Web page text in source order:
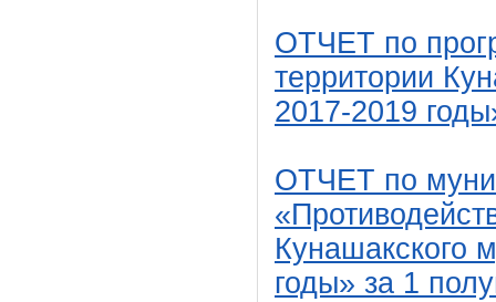
ОТЧЕТ по
территории
2017-2019
ОТЧЕТ по
Кунашакского
годы» за 1